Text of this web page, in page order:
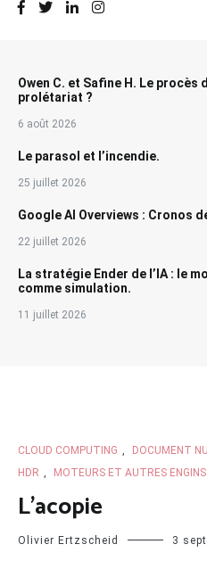
Owen C. et Safine H. Le procès
prolétariat ?
6 août 2026
Le parasol et l’incendie.
25 juillet 2026
Google AI Overviews : Cronos
22 juillet 2026
La stratégie Ender de l’IA : le
comme simulation.
11 juillet 2026
CLOUD COMPUTING DOCUMENT
HDR
MOTEURS ET AUTRES ENGINS
L’acopie
Olivier Ertzscheid 3